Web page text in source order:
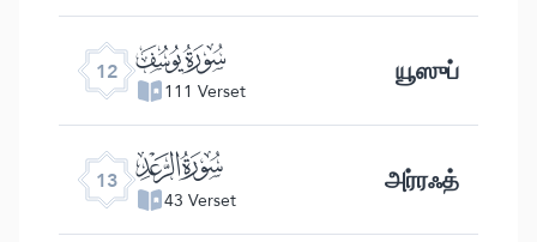
12 ﮘ
111 Verset யூஸுப்
13 ﮙ
43 Verset அர்ரஃத்